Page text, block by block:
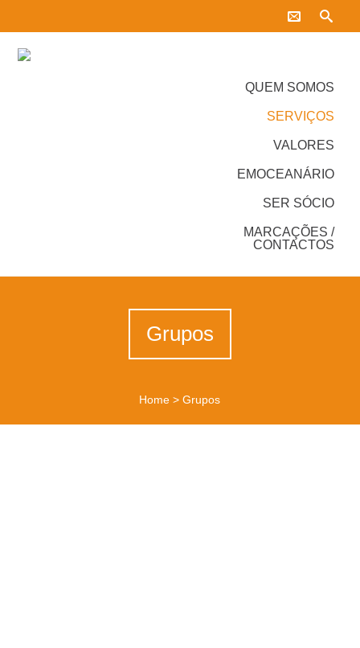
QUEM SOMOS
SERVIÇOS
VALORES
EMOCEANÁRIO
SER SÓCIO
MARCAÇÕES /
CONTACTOS
Grupos
Home >Grupos